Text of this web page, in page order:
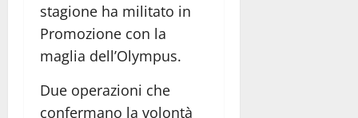
stagione ha militato in
Promozione con la
maglia dell’Olympus.
Due operazioni che
confermano la volontà